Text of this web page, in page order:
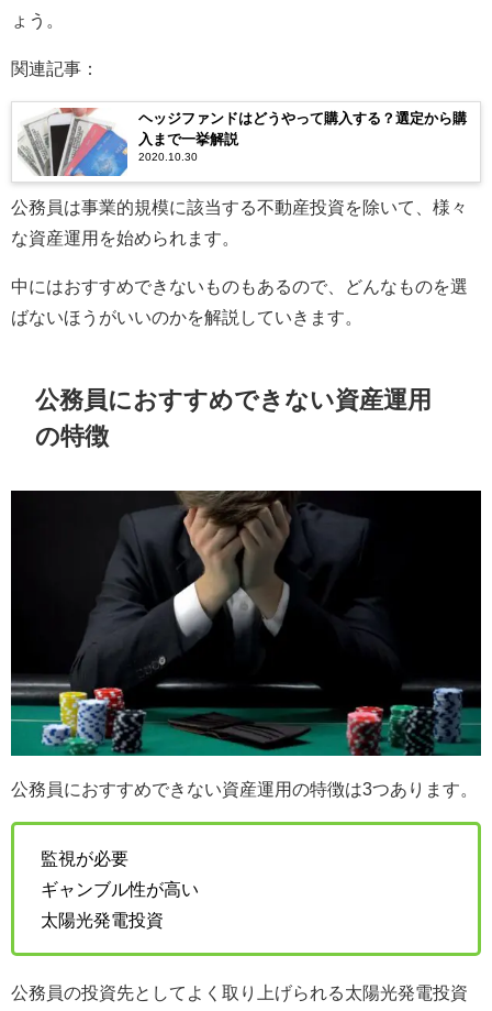
ょう。
関連記事：
ヘッジファンドはどうやって購入する？選定から購
入まで一挙解説
2020.10.30
公務員は事業的規模に該当する不動産投資を除いて、様々
な資産運用を始められます。
中にはおすすめできないものもあるので、どんなものを選
ばないほうがいいのかを解説していきます。
公務員におすすめできない資産運用
の特徴
公務員におすすめできない資産運用の特徴は3つあります。
監視が必要
ギャンブル性が高い
太陽光発電投資
公務員の投資先としてよく取り上げられる太陽光発電投資